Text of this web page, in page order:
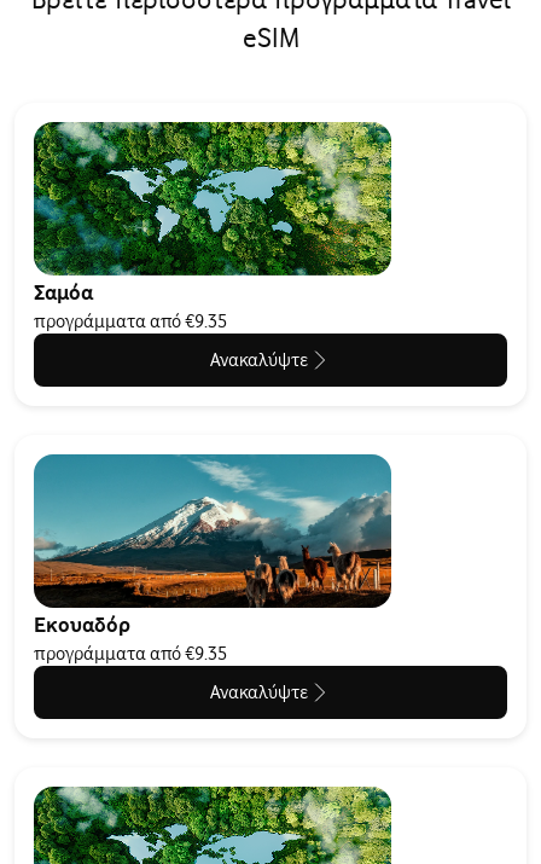
eSIM
Σαμόα
προγράμματα από €9.35
Ανακαλύψτε
Εκουαδόρ
προγράμματα από €9.35
Ανακαλύψτε